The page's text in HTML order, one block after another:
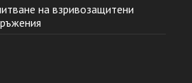
на взривозащитени